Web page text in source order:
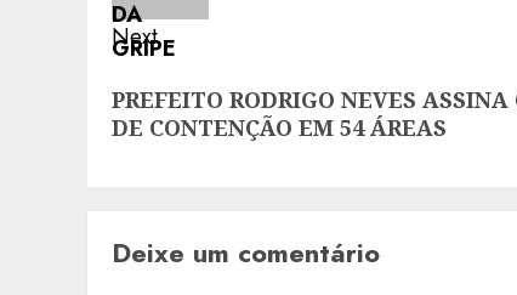
Next
post:
PREFEITO RODRIGO NEVES
DE CONTENÇÃO EM 54 ÁREAS
Deixe um comentário